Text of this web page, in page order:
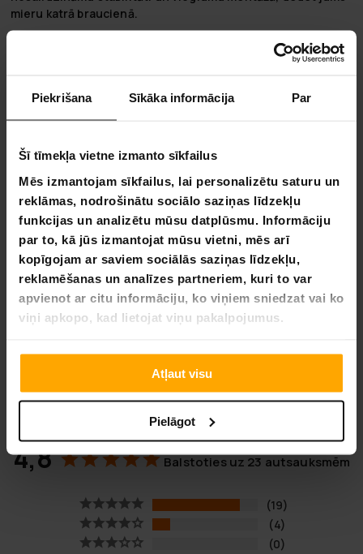
Piekrišana Sīkāka informācija Par
Šī tīmekļa vietne izmanto sīkfailus
Mēs izmantojam sīkfailus, lai personalizētu saturu un
reklāmas, nodrošinātu sociālo saziņas līdzekļu
funkcijas un analizētu mūsu datplūsmu. Informāciju
par to, kā jūs izmantojat mūsu vietni, mēs arī
kopīgojam ar saviem sociālās saziņas līdzekļu,
reklamēšanas un analīzes partneriem, kuri to var
apvienot ar citu informāciju, ko viņiem sniedzat vai ko
viņi apkopo, kad lietojat viņu pakalpojumus.
Atļaut visu
Pielāgot
mieru katrā braucienā.
Galvas atbalsta
augstuma regulēšanas funkcija ne tikai palielina ērtības, bet
un kakla atbalstu, kad jūsu bērns aug.
Ceļojiet ar pārliecību un komfortu:
Atklājiet ideālo drošības, ērtības, un komforta kombināciju
jūsu bērna ceļojumos. Autokrēsls ir radīts lai nodrošinātu
drošu un patīkamu ceļojumu, veicinot gan jūsu mieru, gan
jūsu bērna laimi.
Kikid - par zīmolu:
Kikid ir apņēmies nodrošināt jūsu bērna drošību un
komfortu. Mūsu produkti ir izstrādāti, pamatojoties uz
rūpīgiem pētījumiem un jauninājumiem, lai atbilstu
augstākajiem kvalitātes un drošības standartiem. Kikid nav
tikai zīmols; tas ir solījums nodrošināt uzticamus un drošus
bērniem.
4,8 Balstoties uz 23 autsauksmēm
19
4
0